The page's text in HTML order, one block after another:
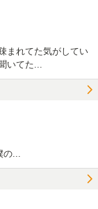
まれてた気がしてい
いてた...
...